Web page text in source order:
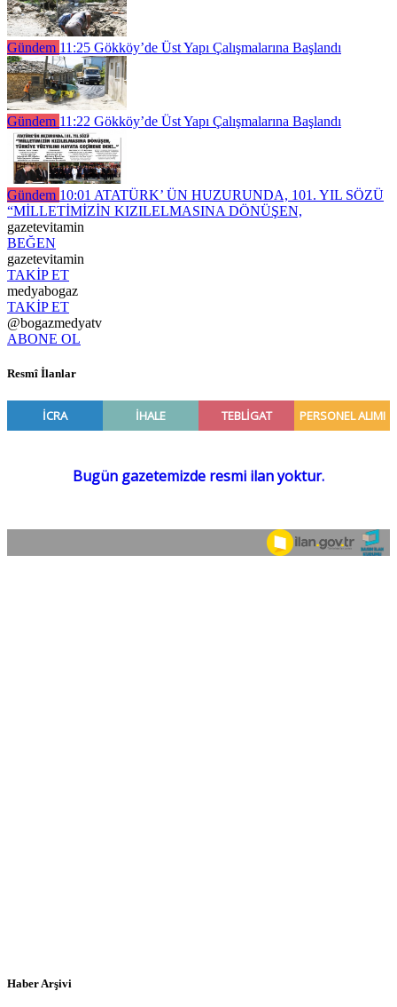
Gündem 11:25 Gökköy’de Üst Yapı Çalışmalarına Başlandı
Gündem 11:22 Gökköy’de Üst Yapı Çalışmalarına Başlandı
Gündem 10:01 ATATÜRK’ ÜN HUZURUNDA, 101. YIL SÖZÜ
“MİLLETİMİZİN KIZILELMASINA DÖNÜŞEN,
gazetevitamin
BEĞEN
gazetevitamin
TAKİP ET
medyabogaz
TAKİP ET
@bogazmedyatv
ABONE OL
Resmî İlanlar
Haber Arşivi